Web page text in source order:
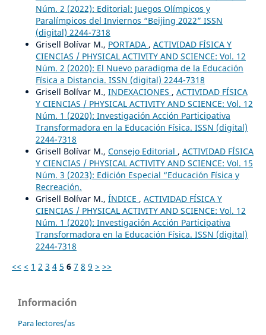
Núm. 2 (2022): Editorial: Juegos Olímpicos y
Paralímpicos del Inviernos “Beijing 2022” ISSN
(digital) 2244-7318
Grisell Bolívar M., PORTADA , ACTIVIDAD FÍSICA Y
CIENCIAS / PHYSICAL ACTIVITY AND SCIENCE: Vol. 12
Núm. 2 (2020): El Nuevo paradigma de la Educación
Física a Distancia. ISSN (digital) 2244-7318
Grisell Bolívar M., INDEXACIONES , ACTIVIDAD FÍSICA
Y CIENCIAS / PHYSICAL ACTIVITY AND SCIENCE: Vol. 12
Núm. 1 (2020): Investigación Acción Participativa
Transformadora en la Educación Física. ISSN (digital)
2244-7318
Grisell Bolívar M., Consejo Editorial , ACTIVIDAD FÍSICA
Y CIENCIAS / PHYSICAL ACTIVITY AND SCIENCE: Vol. 15
Núm. 3 (2023): Edición Especial “Educación Física y
Recreación.
Grisell Bolívar M., ÍNDICE , ACTIVIDAD FÍSICA Y
CIENCIAS / PHYSICAL ACTIVITY AND SCIENCE: Vol. 12
Núm. 1 (2020): Investigación Acción Participativa
Transformadora en la Educación Física. ISSN (digital)
2244-7318
<< < 1 2 3 4 5 6 7 8 9 > >>
Información
Para lectores/as